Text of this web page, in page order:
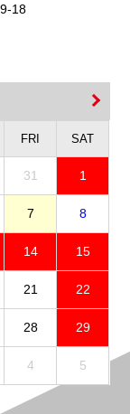
18
FRI SAT
31 1
7 8
14 15
21 22
28 29
4 5